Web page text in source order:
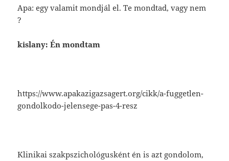
Apa: egy valamit mondjál el. Te mondtad, vagy nem
?
kislany: Én mondtam
https://www.apakazigazsagert.org/cikk/a-fuggetlen-
gondolkodo-jelensege-pas-4-resz
Klinikai szakpszichológusként én is azt gondolom,